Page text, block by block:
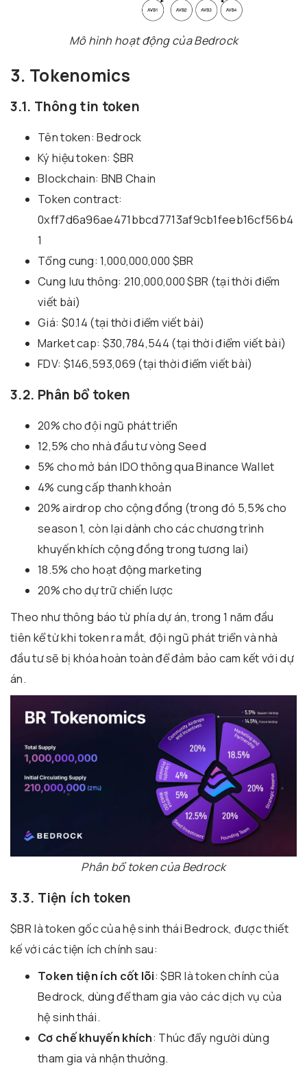
Mô hình hoạt động của Bedrock
3. Tokenomics
3.1. Thông tin token
Tên token: Bedrock
Ký hiệu token: $BR
Blockchain: BNB Chain
Token contract:
0xff7d6a96ae471bbcd7713af9cb1feeb16cf56b4
1
Tổng cung: 1,000,000,000 $BR
Cung lưu thông: 210,000,000 $BR (tại thời điểm
viết bài)
Giá: $0.14 (tại thời điểm viết bài)
Market cap: $30,784,544 (tại thời điểm viết bài)
FDV: $146,593,069 (tại thời điểm viết bài)
3.2. Phân bổ token
20% cho đội ngũ phát triển
12,5% cho nhà đầu tư vòng Seed
5% cho mở bán IDO thông qua Binance Wallet
4% cung cấp thanh khoản
20% airdrop cho cộng đồng (trong đó 5,5% cho
season 1, còn lại dành cho các chương trình
khuyến khích cộng đồng trong tương lai)
18.5% cho hoạt động marketing
20% cho dự trữ chiến lược
Theo như thông báo từ phía dự án, trong 1 năm đầu
tiên kể từ khi token ra mắt, đội ngũ phát triển và nhà
đầu tư sẽ bị khóa hoàn toàn để đảm bảo cam kết với dự
án.
Phân bổ token của Bedrock
3.3. Tiện ích token
$BR là token gốc của hệ sinh thái Bedrock, được thiết
kế với các tiện ích chính sau:
Token tiện ích cốt lõi: $BR là token chính của
Bedrock, dùng để tham gia vào các dịch vụ của
hệ sinh thái.
Cơ chế khuyến khích: Thúc đẩy người dùng
tham gia và nhận thưởng.